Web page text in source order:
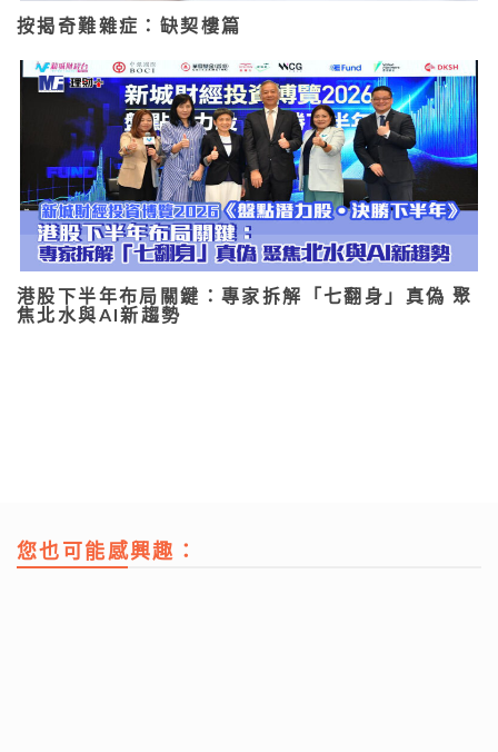
按揭奇難雜症：缺契樓篇
港股下半年布局關鍵：專家拆解「七翻身」真偽 聚
焦北水與AI新趨勢
您也可能感興趣：